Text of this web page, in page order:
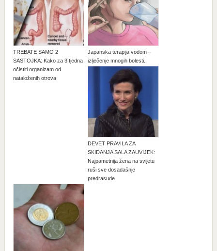
TREBATE SAMO 2
SASTOJKA: Kako za 3 tjedna
očistiti organizam od
nataloženih otrova
Japanska terapija vodom –
izlječenje mnogih bolesti.
DEVET PRAVILA ZA
SKIDANJA SALA ZAUVIJEK:
Najpametnija žena na svijetu
ruši sve dosadašnje
predrasude